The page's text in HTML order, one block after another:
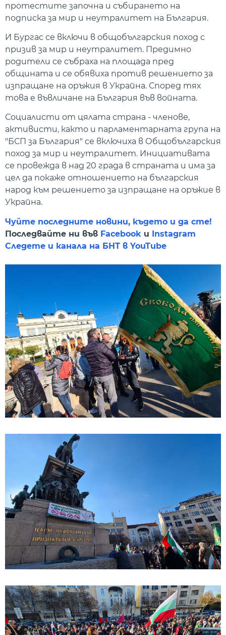
протестите започна и събирането на
подписка за мир и неутралитет на България.
И Бургас се включи в общобългарския поход с
призив за мир и неутралитет. Предимно
родители се събраха на площада пред
общината и се обявиха против решението за
изпращане на оръжия в Украйна. Според тях
това е въвличане на България във войната.
Социалисти от цялата страна - членове,
активисти, както и парламентарната група на
"БСП за България" се включиха в Общобългарския
поход за мир и неутралитет. Инициативата
се провежда в над 20 града в страната и има за
цел да покаже отношението на българския
народ към решението за изпращане на оръжие в
Украйна.
Чуйте последните новини, където и да сте!
Последвайте ни във Facebook и Instagram
Следете и канала на БНТ в YouTube